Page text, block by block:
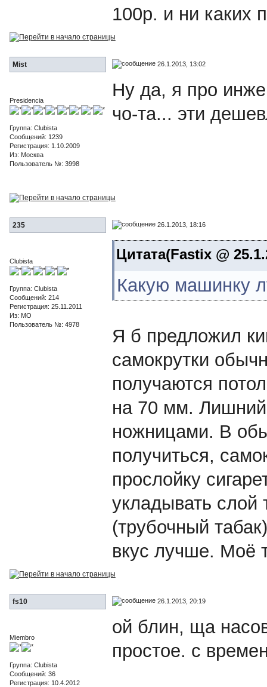
100р. и ни каких
Mist 26.1.2013, 13:02
Presidencia
Группа: Clubista
Сообщений: 1239
Регистрация: 1.10.2009
Из: Москва
Пользователь №: 3998
Ну да, я про
чо-та... эти
235 26.1.2013, 18:16
Clubista
Группа: Clubista
Сообщений: 214
Регистрация: 25.11.2011
Из: МО
Пользователь №: 4978
Цитата(Fastix @
Какую машинку
Я б предложил
самокрутки
получаются
на 70 мм. Лишний
ножницами. В
получиться,
прослойку
укладывать слой
(трубочный
вкус лучше. Моё
fs10 26.1.2013, 20:19
Miembro
Группа: Clubista
Сообщений: 36
Регистрация: 10.4.2012
ой блин, ща
простое. с